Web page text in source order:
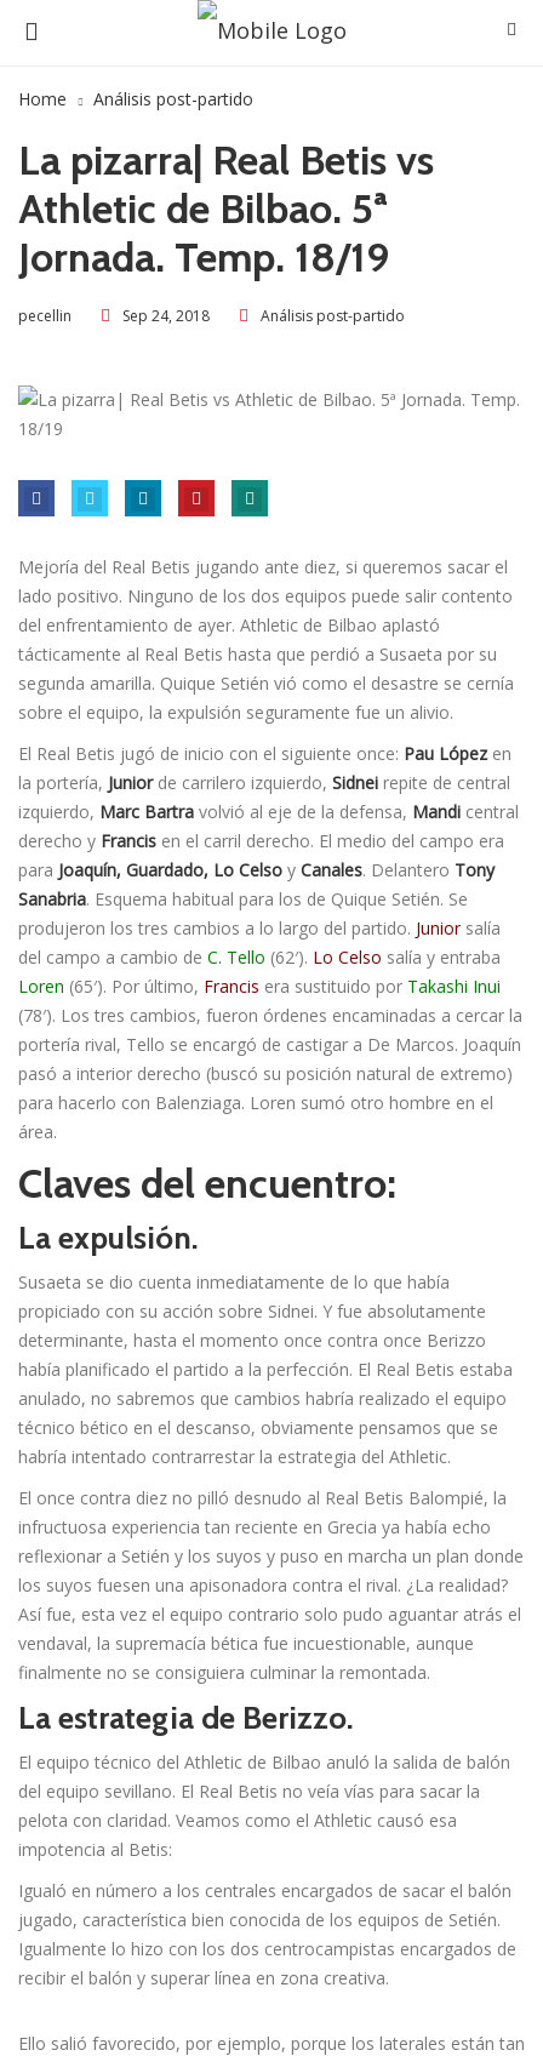
Home Análisis post-partido
La pizarra| Real Betis vs
Athletic de Bilbao. 5ª
Jornada. Temp. 18/19
pecellin Sep 24, 2018 Análisis post-partido
Mejorí­a del Real Betis jugando ante diez, si queremos sacar el
lado positivo. Ninguno de los dos equipos puede salir contento
del enfrentamiento de ayer. Athletic de Bilbao aplastó
tácticamente al Real Betis hasta que perdió a Susaeta por su
segunda amarilla. Quique Setién vió como el desastre se cerní­a
sobre el equipo, la expulsión seguramente fue un alivio.
El Real Betis jugó de inicio con el siguiente once: Pau Lópezen
la porterí­a, Juniorde carrilero izquierdo, Sidnei repite de central
izquierdo, Marc Bartra volvió al eje de la defensa, Mandi central
derecho y Francis en el carril derecho. El medio del campo era
para Joaquí­n, Guardado, Lo Celso y Canales. Delantero Tony
Sanabria. Esquema habitual para los de Quique Setién. Se
produjeron los tres cambios a lo largo del partido. Juniorsalí­a
del campo a cambio de C. Tello (62′).  Lo Celso salí­a y entraba
Loren (65′). Por último, Francis era sustituido por Takashi Inui
(78′). Los tres cambios, fueron órdenes encaminadas a cercar la
porterí­a rival, Tello se encargó de castigar a De Marcos. Joaquí­n
pasó a interior derecho (buscó su posición natural de extremo)
para hacerlo con Balenziaga. Loren sumó otro hombre en el
área.
Claves del encuentro:
La expulsión.
Susaeta se dio cuenta inmediatamente de lo que habí­a
propiciado con su acción sobre Sidnei. Y fue absolutamente
determinante, hasta el momento once contra once Berizzo
habí­a planificado el partido a la perfección. El Real Betis estaba
anulado, no sabremos que cambios habrí­a realizado el equipo
técnico bético en el descanso, obviamente pensamos que se
habrí­a intentado contrarrestar la estrategia del Athletic.
El once contra diez no pilló desnudo al Real Betis Balompié, la
infructuosa experiencia tan reciente en Grecia ya habí­a echo
reflexionar a Setién y los suyos y puso en marcha un plan donde
los suyos fuesen una apisonadora contra el rival. ¿La realidad?
Así­ fue, esta vez el equipo contrario solo pudo aguantar atrás el
vendaval, la supremací­a bética fue incuestionable, aunque
finalmente no se consiguiera culminar la remontada.
La estrategia de Berizzo.
El equipo técnico del Athletic de Bilbao anuló la salida de balón
del equipo sevillano. El Real Betis no veí­a ví­as para sacar la
pelota con claridad. Veamos como el Athletic causó esa
impotencia al Betis:
Igualó en número a los centrales encargados de sacar el balón
jugado, caracterí­stica bien conocida de los equipos de Setién.
Igualmente lo hizo con los dos centrocampistas encargados de
recibir el balón y superar línea en zona creativa.
Ello salió favorecido, por ejemplo, porque los laterales están tan